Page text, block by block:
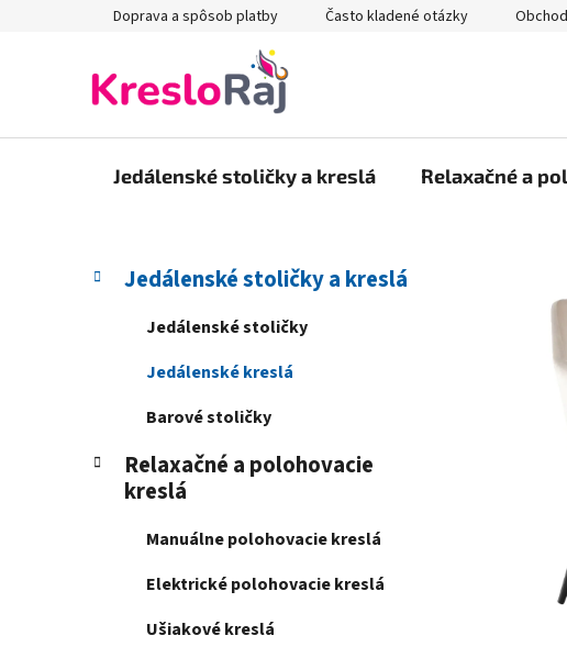
Doprava a spôsob platby Často kladené otázky
Jedálenské stoličky a kreslá Relaxačné a
B
n
Preskočiť
kategórie
K
a
e
Jedálenské stoličky a kreslá
Jedálenské stoličky
Jedálenské kreslá
Barové stoličky
Relaxačné a polohovacie
kreslá
Manuálne polohovacie kreslá
Elektrické polohovacie kreslá
Ušiakové kreslá